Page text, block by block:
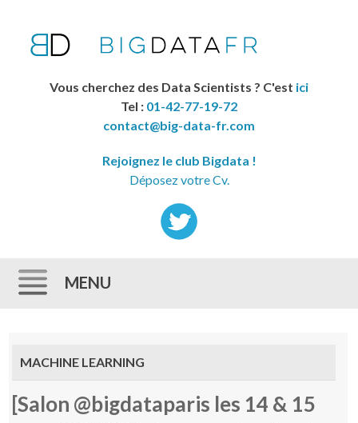
Vous cherchez des Data Scientists ? C'est ici
Tel : 01-42-77-19-72
contact@big-data-fr.com
Rejoignez le club Bigdata !
Déposez votre Cv.
MENU
MACHINE LEARNING
[Salon @bigdataparis les 14 & 15